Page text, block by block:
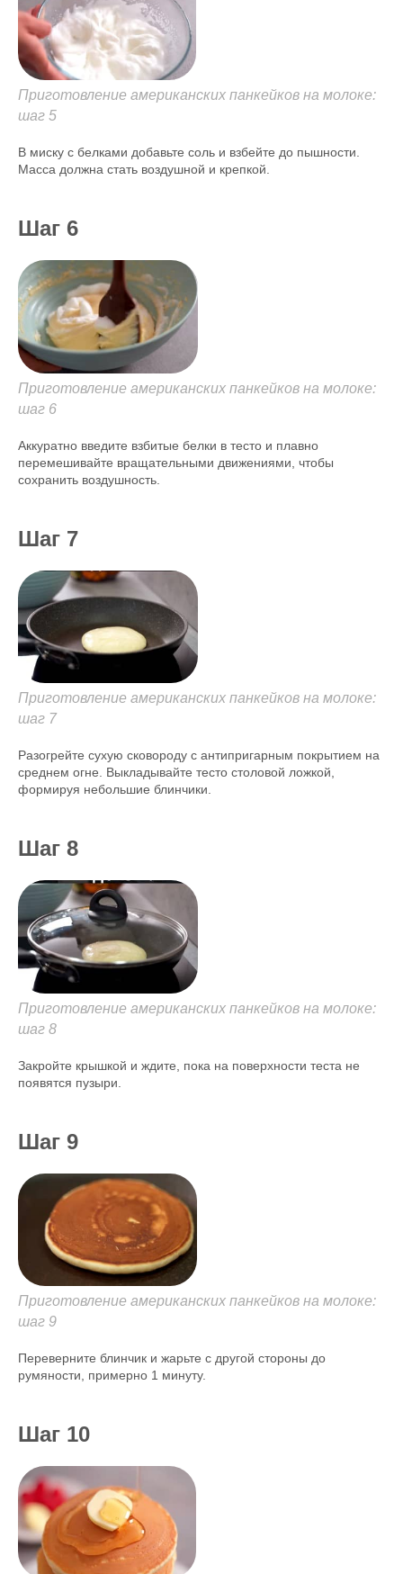
Приготовление американских панкейков на молоке:
шаг 5
В миску с белками добавьте соль и взбейте до пышности.
Масса должна стать воздушной и крепкой.
Шаг 6
Приготовление американских панкейков на молоке:
шаг 6
Аккуратно введите взбитые белки в тесто и плавно
перемешивайте вращательными движениями, чтобы
сохранить воздушность.
Шаг 7
Приготовление американских панкейков на молоке:
шаг 7
Разогрейте сухую сковороду с антипригарным покрытием на
среднем огне. Выкладывайте тесто столовой ложкой,
формируя небольшие блинчики.
Шаг 8
Приготовление американских панкейков на молоке:
шаг 8
Закройте крышкой и ждите, пока на поверхности теста не
появятся пузыри.
Шаг 9
Приготовление американских панкейков на молоке:
шаг 9
Переверните блинчик и жарьте с другой стороны до
румяности, примерно 1 минуту.
Шаг 10